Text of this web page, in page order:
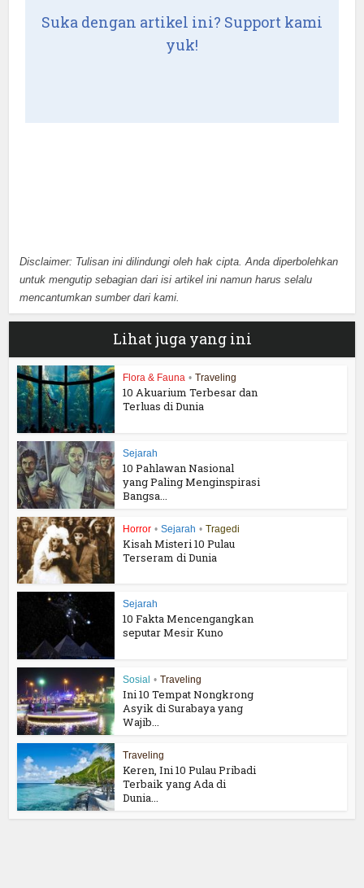
Suka dengan artikel ini? Support kami
yuk!
Disclaimer: Tulisan ini dilindungi oleh hak cipta. Anda diperbolehkan
untuk mengutip sebagian dari isi artikel ini namun harus selalu
mencantumkan sumber dari kami.
Lihat juga yang ini
Flora & Fauna • Traveling
10 Akuarium Terbesar dan
Terluas di Dunia
Sejarah
10 Pahlawan Nasional
yang Paling Menginspirasi
Bangsa...
Horror • Sejarah • Tragedi
Kisah Misteri 10 Pulau
Terseram di Dunia
Sejarah
10 Fakta Mencengangkan
seputar Mesir Kuno
Sosial • Traveling
Ini 10 Tempat Nongkrong
Asyik di Surabaya yang
Wajib...
Traveling
Keren, Ini 10 Pulau Pribadi
Terbaik yang Ada di
Dunia...